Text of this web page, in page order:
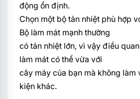
động ổn định.
Chọn một bộ tản nhiệt phù hợp
Bộ làm mát mạnh thường
có tản nhiệt lớn, vì vậy điều
làm mát có thể vừa với
cây máy của bạn mà không làm
kiện khác.